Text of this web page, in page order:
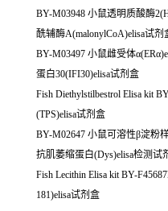
BY-M03948 小鼠透明质酸酶
酰辅酶A(malonylCoA)elisa试剂
BY-M03497 小鼠雌受体
蛋白30(IFI30)elisa试剂盒
Fish Diethylstilbestrol Elisa kit
(TPS)elisa试剂盒
BY-M02647 小鼠可溶性β淀粉
抗肌萎缩蛋白(Dys)elisa检测试
Fish Lecithin Elisa kit BY-
181)elisa试剂盒